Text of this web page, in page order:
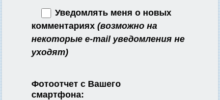
Уведомлять меня о новых
комментариях (возможно на
некоторые e-mail уведомления не
уходят)
Фотоотчет с Вашего
смартфона: